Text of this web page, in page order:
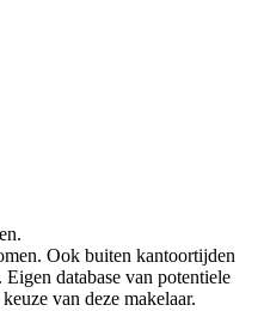
Ook buiten kantoortijden
database van potentiele
van deze makelaar.